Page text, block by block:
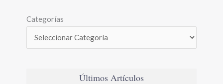
Categorías
Últimos Artículos